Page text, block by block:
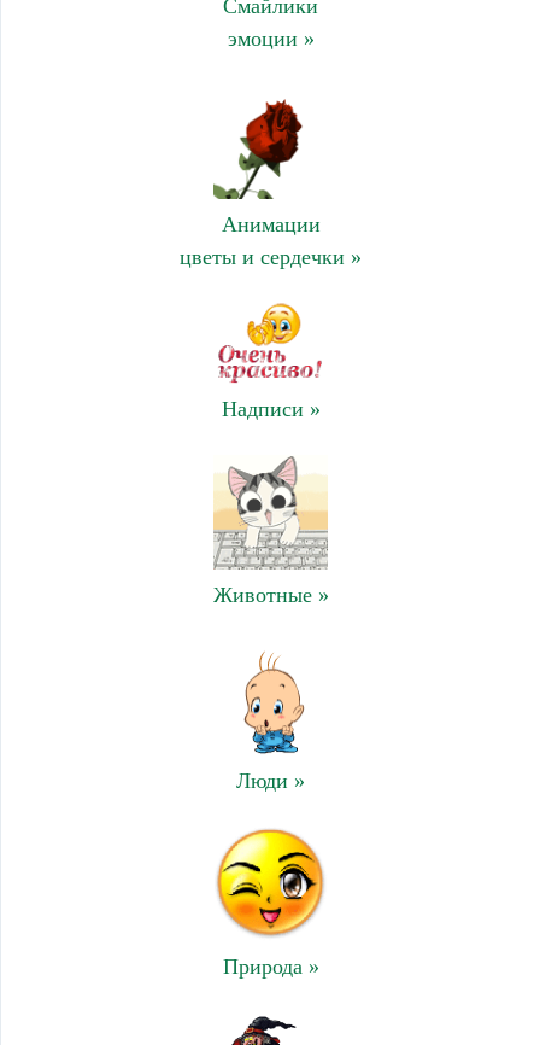
Смайлики
эмоции »
Анимации
цветы и сердечки »
Надписи »
Животные »
Люди »
Природа »